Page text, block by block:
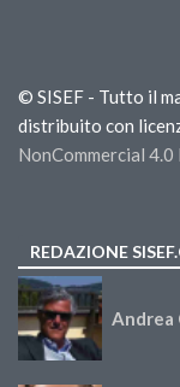
© SISEF - Tutto il
distribuito con
NonCommercial
REDAZIONE
Andrea